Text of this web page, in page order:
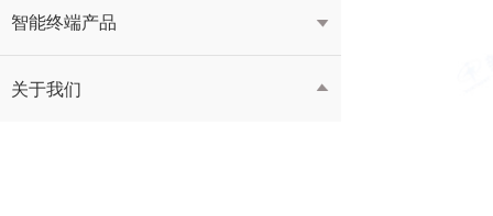
智能终端产品 
关于我们 